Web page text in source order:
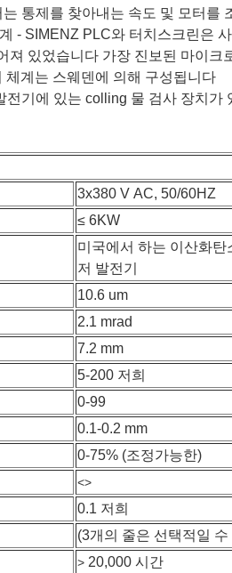
통제를 찾아내는 속도 및 모터를
- SIMENZ PLC와 터치스크린은
져 있었습니다 가장 진보된 마이크
계는 스웨덴에 의해 구성됩니다
전기에 있는 colling 물 검사 장치가
3x380 V AC, 50/60HZ
≤ 6KW
미국에서 하는 이산화탄
저 발전기
10.6 um
2.1 mrad
7.2 mm
5-200 저희
0-99
0.1-0.2 mm
0-75% (조정가능한)
<>
0.1 저희
(3개의 줄은 선택적일
> 20,000 시간